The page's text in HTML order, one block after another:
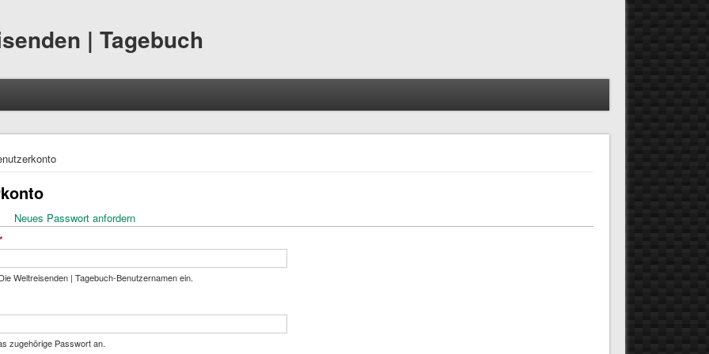
| Tagebuch
Reiter)
Neues Passwort anfordern
*
Weltreisenden | Tagebuch-Benutzernamen ein.
zugehörige Passwort an.